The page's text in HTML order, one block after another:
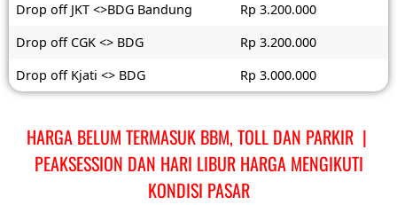
Drop off JKT <>BDG Bandung
Rp 3.200.000
Drop off CGK <> BDG
Rp 3.200.000
Drop off Kjati <> BDG
Rp 3.000.000
HARGA BELUM TERMASUK BBM, TOLL DAN PARKIR |
PEAKSESSION DAN HARI LIBUR HARGA MENGIKUTI
KONDISI PASAR